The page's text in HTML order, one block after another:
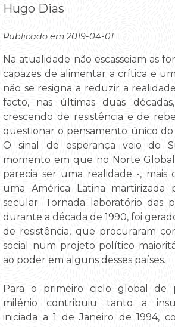
Hugo Dias
Publicado em 2019-04-01
Na atualidade não escasseiam as
capazes de alimentar a crítica e
não se resigna a reduzir a
facto, nas últimas duas
crescendo de resistência e de
questionar o pensamento único
O sinal de esperança veio do
momento em que no Norte Global
parecia ser uma realidade -, mais
uma América Latina martirizada
secular. Tornada laboratório das
durante a década de 1990, foi
de resistência, que procuraram
social num projeto político
ao poder em alguns desses países.
Para o primeiro ciclo global de
milénio contribuiu tanto a
iniciada a 1 de Janeiro de 1994,